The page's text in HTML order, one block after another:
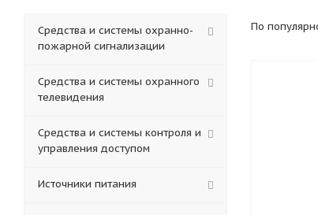
По
Средства и системы охранно-
пожарной сигнализации
Средства и системы охранного
телевидения
Средства и системы контроля и
управления доступом
Источники питания